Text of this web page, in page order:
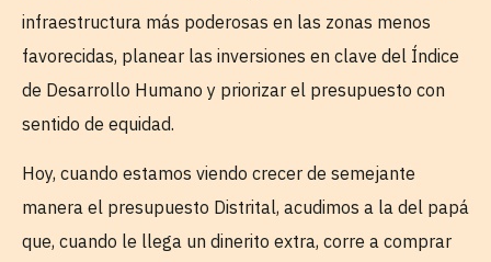
infraestructura más poderosas en las zonas menos
favorecidas, planear las inversiones en clave del Índice
de Desarrollo Humano y priorizar el presupuesto con
sentido de equidad.
Hoy, cuando estamos viendo crecer de semejante
manera el presupuesto Distrital, acudimos a la del papá
que, cuando le llega un dinerito extra, corre a comprar